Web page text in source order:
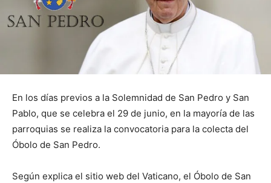
En los días previos a la Solemnidad de San Pedro y San
Pablo, que se celebra el 29 de junio, en la mayoría de las
parroquias se realiza la convocatoria para la colecta del
Óbolo de San Pedro.
Según explica el sitio web del Vaticano, el Óbolo de San